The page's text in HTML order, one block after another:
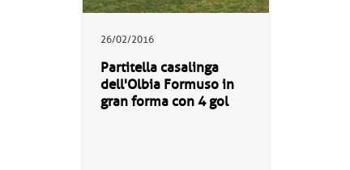
26/02/2016
Partitella casalinga
dell'Olbia Formuso in
gran forma con 4 gol